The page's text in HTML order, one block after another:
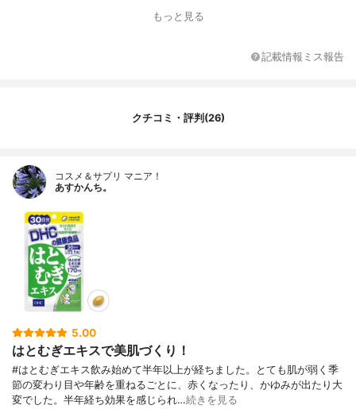
もっと見る
記載情報ミス報告
クチコミ・評判(26)
コスメ＆サプリ マニア！
あすかんち。
5.00
はとむぎエキスで美肌づくり！
#はとむぎエキス飲み始めて半年以上が経ちました。とても肌が弱く季
節の変わり目や年齢を重ねるごとに、赤くなったり、かゆみが出たり大
変でした。半年経ち効果を感じられ…続きを見る